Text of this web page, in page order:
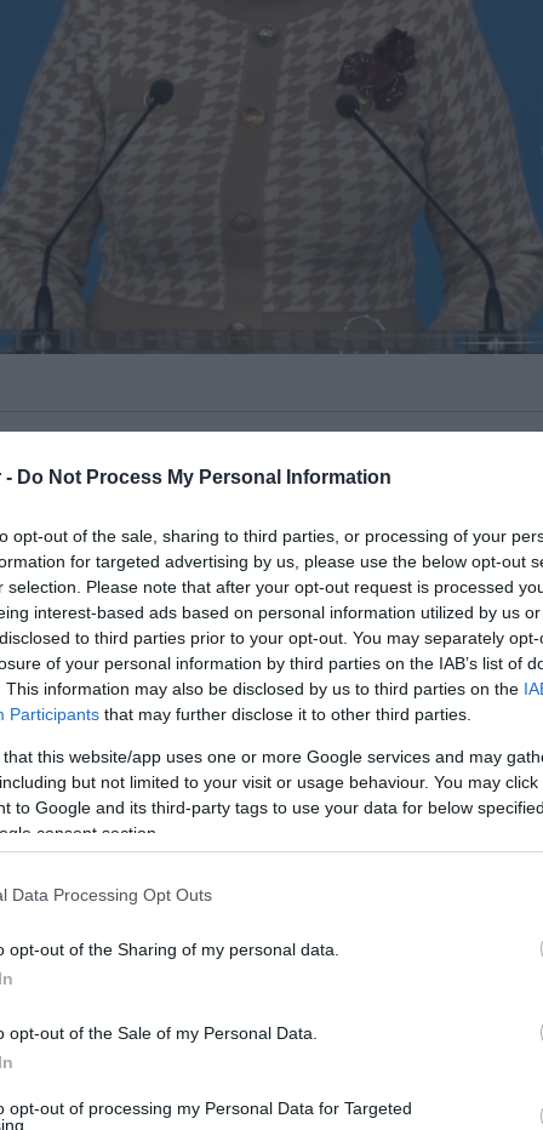
- Do Not Process My Personal Information
opt-out of the sale, sharing to third parties, or processing of your
for targeted advertising by us, please use the below opt-out
selection. Please note that after your opt-out request is processed
interest-based ads based on personal information utilized by us
to third parties prior to your opt-out. You may separately
of your personal information by third parties on the IAB’s list of
This information may also be disclosed by us to third parties on the
Participants that may further disclose it to other third parties.
that this website/app uses one or more Google services and may
but not limited to your visit or usage behaviour. You may
to Google and its third-party tags to use your data for below
consent section.
Data Processing Opt Outs
opt-out of the Sharing of my personal data.
opt-out of the Sale of my Personal Data.
opt-out of processing my Personal Data for Targeted
και τις απειλές που όπως είπε
Ντόναλντ Τραμπ να προχωρήσει
είναι παραδοσιακός σύμμαχος της
ΕξωτερικώνΜαρία Ζαχάροβα
Κούβα όλη την δυνατή πολιτική και
έκκληση για μια διπλωματική λύση των
Κούβα είναι «μεγάλο πρόβλημα»